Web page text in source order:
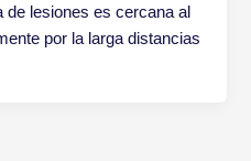
de lesiones es cercana al
por la larga distancias